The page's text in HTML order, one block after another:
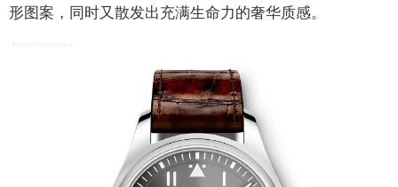
形图案，同时又散发出充满生命力的奢华质感。